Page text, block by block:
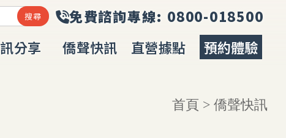
分享
僑聲快訊
直營據點
預約體驗
首頁 > 僑聲快訊